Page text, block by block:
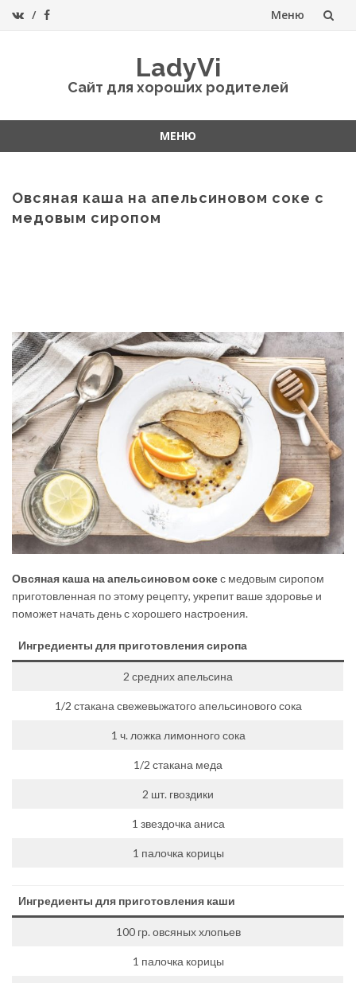
Меню
LadyVi
Сайт для хороших родителей
МЕНЮ
содержанию
Овсяная каша на апельсиновом соке с
медовым сиропом
Овсяная каша на апельсиновом сокес медовым сиропом
приготовленная по этому рецепту, укрепит ваше здоровье и
поможет начать день с хорошего настроения.
Ингредиенты для приготовления сиропа
2 средних апельсина
1/2 стакана свежевыжатого апельсинового сока
1 ч. ложка лимонного сока
1/2 стакана меда
2 шт. гвоздики
1 звездочка аниса
1 палочка корицы
Ингредиенты для приготовления каши
100 гр. овсяных хлопьев
1 палочка корицы